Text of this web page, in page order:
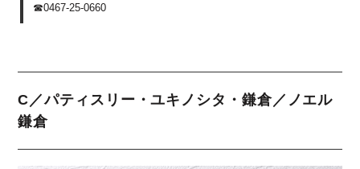
☎0467-25-0660
C／パティスリー・ユキノシタ・鎌倉／ノエル
鎌倉